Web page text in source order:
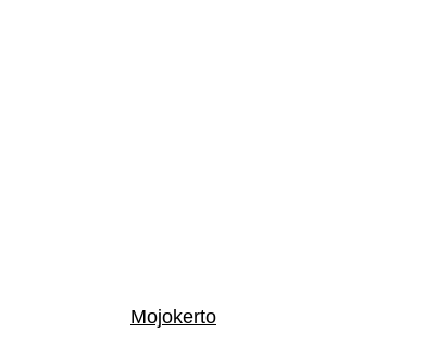
Mojokerto